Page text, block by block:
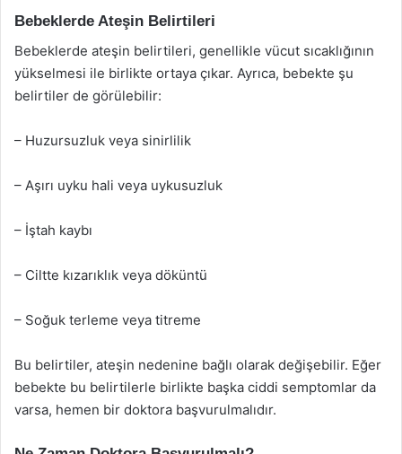
Bebeklerde Ateşin Belirtileri
Bebeklerde ateşin belirtileri, genellikle vücut sıcaklığının
yükselmesi ile birlikte ortaya çıkar. Ayrıca, bebekte şu
belirtiler de görülebilir:
– Huzursuzluk veya sinirlilik
– Aşırı uyku hali veya uykusuzluk
– İştah kaybı
– Ciltte kızarıklık veya döküntü
– Soğuk terleme veya titreme
Bu belirtiler, ateşin nedenine bağlı olarak değişebilir. Eğer
bebekte bu belirtilerle birlikte başka ciddi semptomlar da
varsa, hemen bir doktora başvurulmalıdır.